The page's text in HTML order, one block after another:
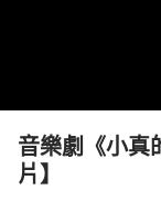
音樂劇《小真
片】